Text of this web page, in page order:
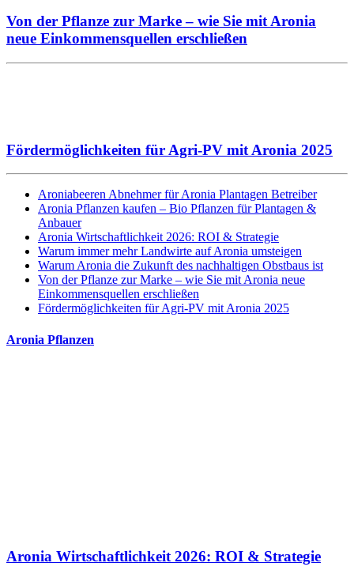
Von der Pflanze zur Marke – wie Sie mit Aronia
neue Einkommensquellen erschließen
Fördermöglichkeiten für Agri-PV mit Aronia 2025
Aroniabeeren Abnehmer für Aronia Plantagen Betreiber
Aronia Pflanzen kaufen – Bio Pflanzen für Plantagen &
Anbauer
Aronia Wirtschaftlichkeit 2026: ROI & Strategie
Warum immer mehr Landwirte auf Aronia umsteigen
Warum Aronia die Zukunft des nachhaltigen Obstbaus ist
Von der Pflanze zur Marke – wie Sie mit Aronia neue
Einkommensquellen erschließen
Fördermöglichkeiten für Agri-PV mit Aronia 2025
Aronia Pflanzen
Aronia Wirtschaftlichkeit 2026: ROI & Strategie